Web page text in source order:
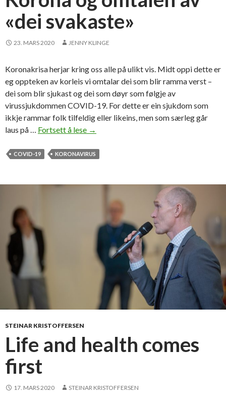
r
e
n
«dei svakaste»
23. MARS 2020 JENNY KLINGE
Koronakrisa herjar kring oss alle på ulikt vis. Midt oppi dette er
eg oppteken av korleis vi omtalar dei som blir ramma verst –
dei som blir sjukast og dei som døyr som følgje av
virussjukdommen COVID-19. For dette er ein sjukdom som
ikkje rammar folk tilfeldig eller likeins, men som særleg går
laus på … Fortsett å lese K
r
a
d
s
→
COVID-19 KORONAVIRUS
STEINAR KRISTOFFERSEN
Life and health comes
first
17. MARS 2020 STEINAR KRISTOFFERSEN